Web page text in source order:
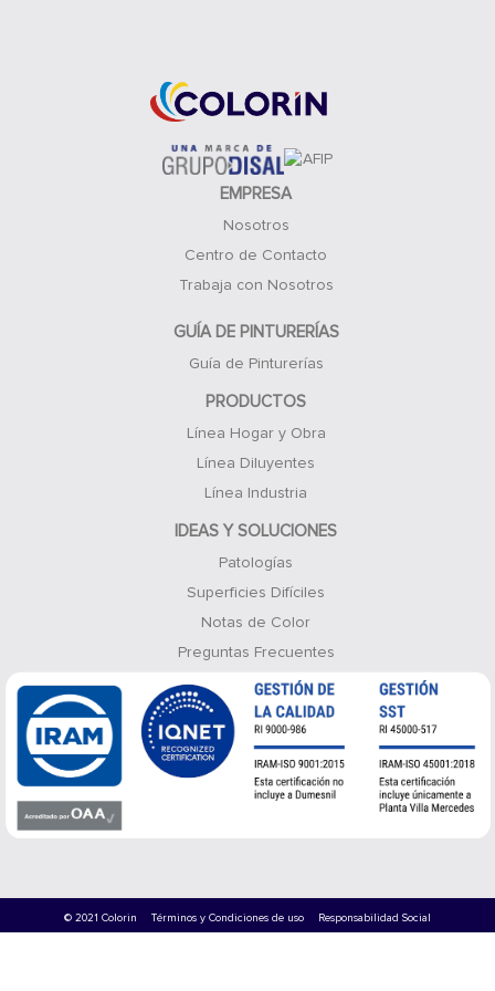
EMPRESA
Nosotros
Centro de Contacto
Trabaja con Nosotros
GUÍA DE PINTURERÍAS
Guía de Pinturerías
PRODUCTOS
Línea Hogar y Obra
Línea Diluyentes
Línea Industria
IDEAS Y SOLUCIONES
Patologías
Superficies Difíciles
Notas de Color
Preguntas Frecuentes
© 2021 Colorin Términos y Condiciones de uso Responsabilidad Social